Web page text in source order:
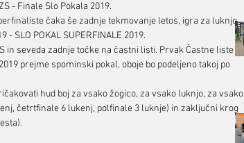
- Finale Slo Pokala 2019.
čaka še zadnje tekmovanje letos, igra za luknjo,
SLO POKAL SUPERFINALE 2019.
in seveda zadnje točke na častni listi. Prvak Častne liste
prejme spominski pokal, oboje bo podeljeno takoj po
hud boj za vsako žogico, za vsako luknjo, za vsako
četrtfinale 6 lukenj, polfinale 3 luknje) in zaključni krog